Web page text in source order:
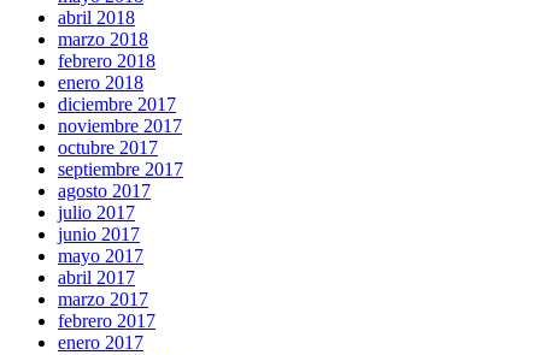
abril 2018
marzo 2018
febrero 2018
enero 2018
diciembre 2017
noviembre 2017
octubre 2017
septiembre 2017
agosto 2017
julio 2017
junio 2017
mayo 2017
abril 2017
marzo 2017
febrero 2017
enero 2017